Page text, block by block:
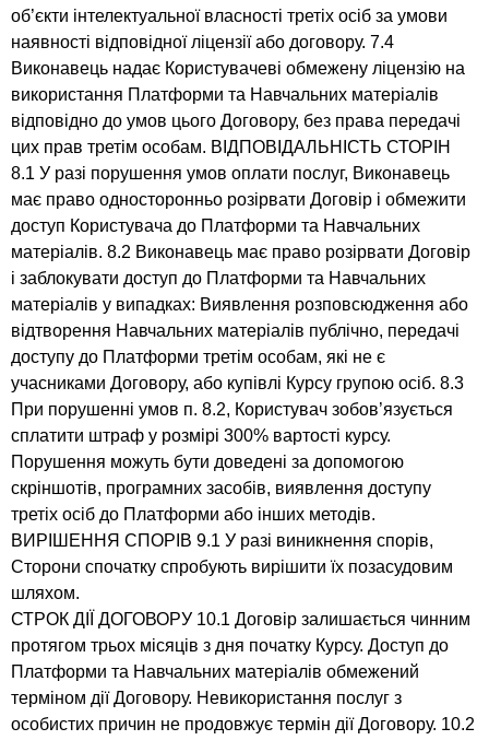
об’єкти інтелектуальної власності третіх осіб за умови
наявності відповідної ліцензії або договору. 7.4
Виконавець надає Користувачеві обмежену ліцензію на
використання Платформи та Навчальних матеріалів
відповідно до умов цього Договору, без права передачі
цих прав третім особам. ВІДПОВІДАЛЬНІСТЬ СТОРІН
8.1 У разі порушення умов оплати послуг, Виконавець
має право односторонньо розірвати Договір і обмежити
доступ Користувача до Платформи та Навчальних
матеріалів. 8.2 Виконавець має право розірвати Договір
і заблокувати доступ до Платформи та Навчальних
матеріалів у випадках: Виявлення розповсюдження або
відтворення Навчальних матеріалів публічно, передачі
доступу до Платформи третім особам, які не є
учасниками Договору, або купівлі Курсу групою осіб. 8.3
При порушенні умов п. 8.2, Користувач зобов’язується
сплатити штраф у розмірі 300% вартості курсу.
Порушення можуть бути доведені за допомогою
скріншотів, програмних засобів, виявлення доступу
третіх осіб до Платформи або інших методів.
ВИРІШЕННЯ СПОРІВ 9.1 У разі виникнення спорів,
Сторони спочатку спробують вирішити їх позасудовим
шляхом.
СТРОК ДІЇ ДОГОВОРУ 10.1 Договір залишається чинним
протягом трьох місяців з дня початку Курсу. Доступ до
Платформи та Навчальних матеріалів обмежений
терміном дії Договору. Невикористання послуг з
особистих причин не продовжує термін дії Договору. 10.2